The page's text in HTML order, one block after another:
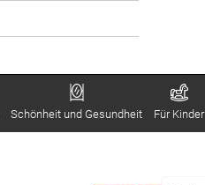
Schönheit und Gesundheit Für Kinder